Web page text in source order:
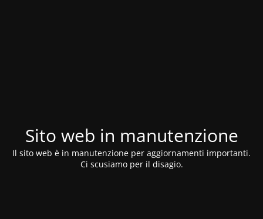
Sito web in manutenzione
Il sito web è in manutenzione per aggiornamenti importanti.
Ci scusiamo per il disagio.